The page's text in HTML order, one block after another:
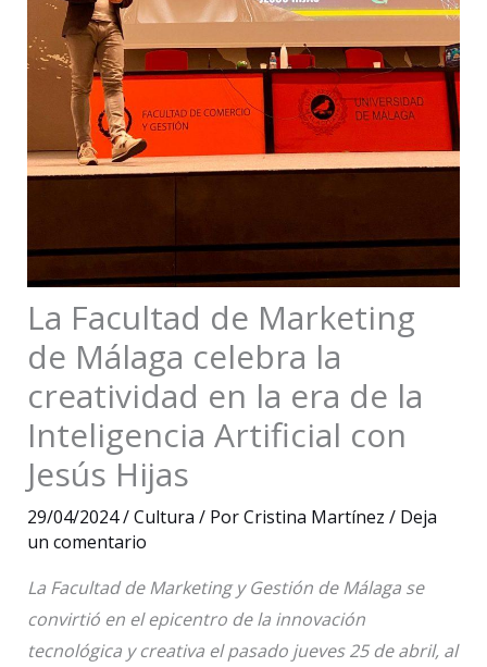
La Facultad de Marketing
de Málaga celebra la
creatividad en la era de la
Inteligencia Artificial con
Jesús Hijas
29/04/2024/Cultura / PorCristina Martínez / Deja
un comentario
La Facultad de Marketing y Gestión de Málaga se
convirtió en el epicentro de la innovación
tecnológica y creativa el pasado jueves 25 de abril, al